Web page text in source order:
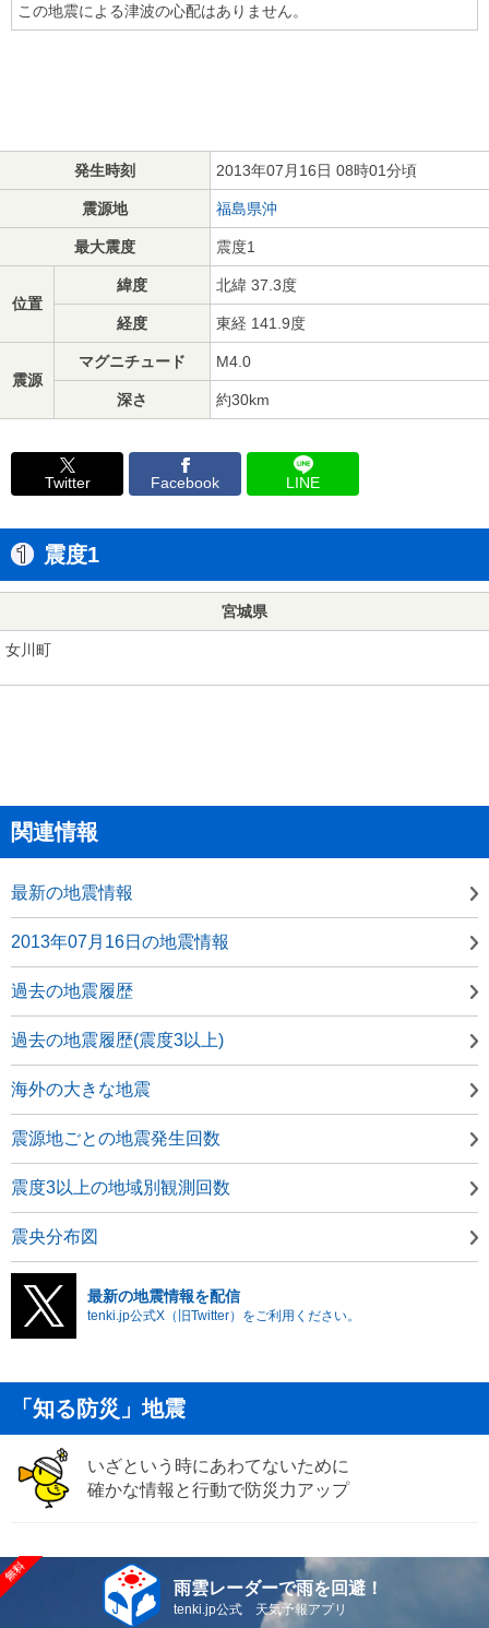
この地震による津波の心配はありません。
発生時刻 2013年07月16日 08時01分頃
震源地 福島県沖
最大震度 震度1
位置
緯度 北緯 37.3度
経度 東経 141.9度
震源
マグニチュード M4.0
深さ 約30km
Twitter Facebook LINE
震度1
宮城県
女川町
関連情報
最新の地震情報
2013年07月16日の地震情報
過去の地震履歴
過去の地震履歴(震度3以上)
海外の大きな地震
震源地ごとの地震発生回数
震度3以上の地域別観測回数
震央分布図
最新の地震情報を配信
tenki.jp公式X（旧Twitter）をご利用ください。
「知る防災」地震
いざという時にあわてないために
確かな情報と行動で防災力アップ
雨雲レーダーで雨を回避！
tenki.jp公式 天気予報アプリ